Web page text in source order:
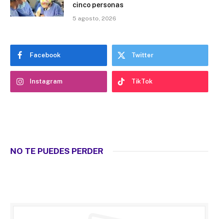
cinco personas
5 agosto, 2026
Facebook Twitter
Instagram TikTok
NO TE PUEDES PERDER